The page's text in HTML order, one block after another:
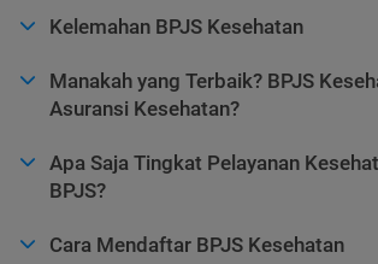
Kelemahan BPJS Kesehatan
Manakah yang Terbaik? BPJS
Asuransi Kesehatan?
Apa Saja Tingkat Pelayanan
BPJS?
Cara Mendaftar BPJS Kesehatan